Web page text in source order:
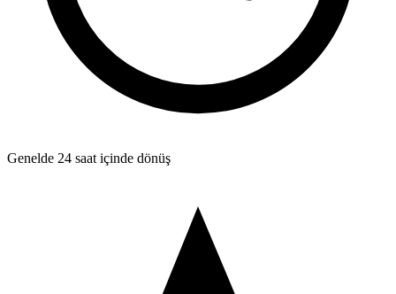
Genelde 24 saat içinde dönüş